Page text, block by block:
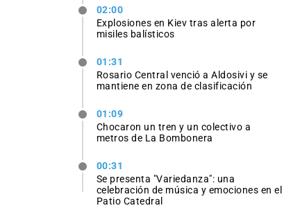
02:00
Explosiones en Kiev tras alerta por
misiles balísticos
01:31
Rosario Central venció a Aldosivi y se
mantiene en zona de clasificación
01:09
Chocaron un tren y un colectivo a
metros de La Bombonera
00:31
Se presenta "Variedanza": una
celebración de música y emociones en el
Patio Catedral